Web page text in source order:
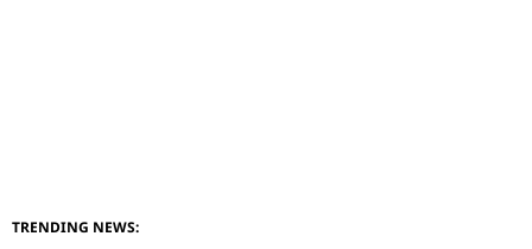
TRENDING NEWS: